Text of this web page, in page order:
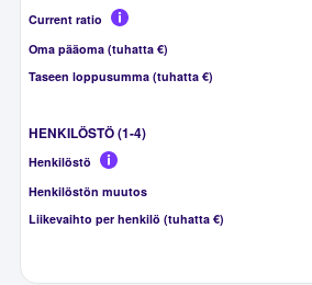
Current ratio
Oma pääoma (tuhatta €)
Taseen loppusumma (tuhatta €)
HENKILÖSTÖ (1-4)
Henkilöstö
Henkilöstön muutos
Liikevaihto per henkilö (tuhatta €)